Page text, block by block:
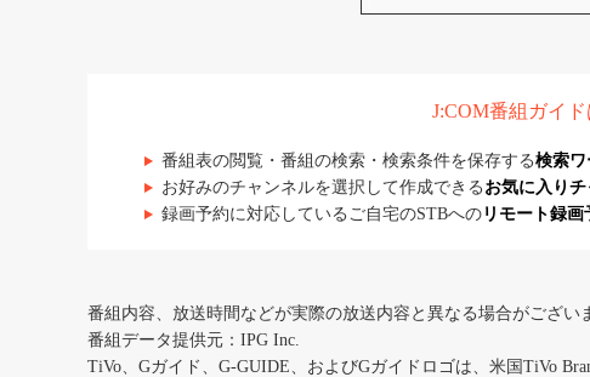
J:COM番組ガイ
番組表の閲覧・番組の検索・検索条件を保存する検索
お好みのチャンネルを選択して作成できる お気に入り
録画予約に対応しているご自宅のSTBへの リモート録画
番組内容、放送時間などが実際の放送内容と異なる場合がござい
番組データ提供元：IPG Inc.
TiVo、Gガイド、G-GUIDE、およびGガイドロゴは、米国TiVo